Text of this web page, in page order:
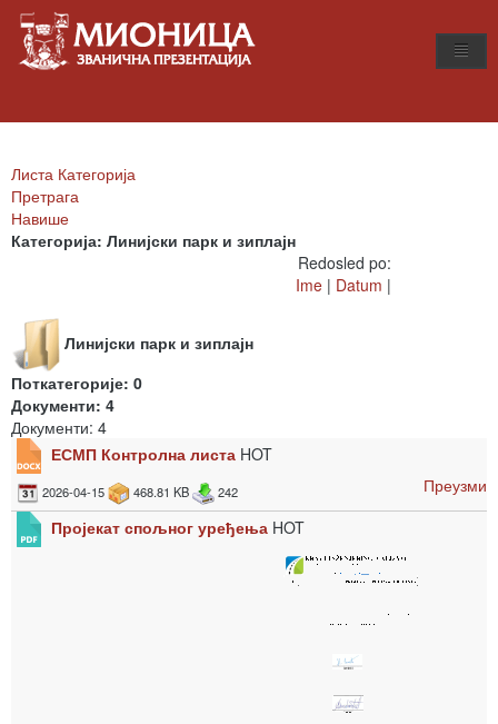
Листа Категорија
Претрага
Навише
Категорија: Линијски парк и зиплајн
Redosled po:
Ime | Datum |
Линијски парк и зиплајн
Поткатегорије: 0
Документи: 4
Документи: 4
ЕСМП Контролна листа HOT
2026-04-15 468.81 KB 242
Преузми
Пројекат спољног уређења HOT